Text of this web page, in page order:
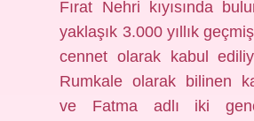
Fırat Nehri kıyısında
yaklaşık 3.000 yıllık
cennet olarak kabul
Rumkale olarak bilinen
ve Fatma adlı iki